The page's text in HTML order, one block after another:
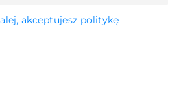
akceptujesz politykę